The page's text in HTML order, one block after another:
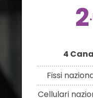
2
4
Fissi
Cellulari